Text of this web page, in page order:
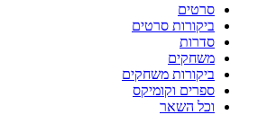
סרטים
ביקורות סרטים
סדרות
משחקים
ביקורות משחקים
ספרים וקומיקס
וכל השאר